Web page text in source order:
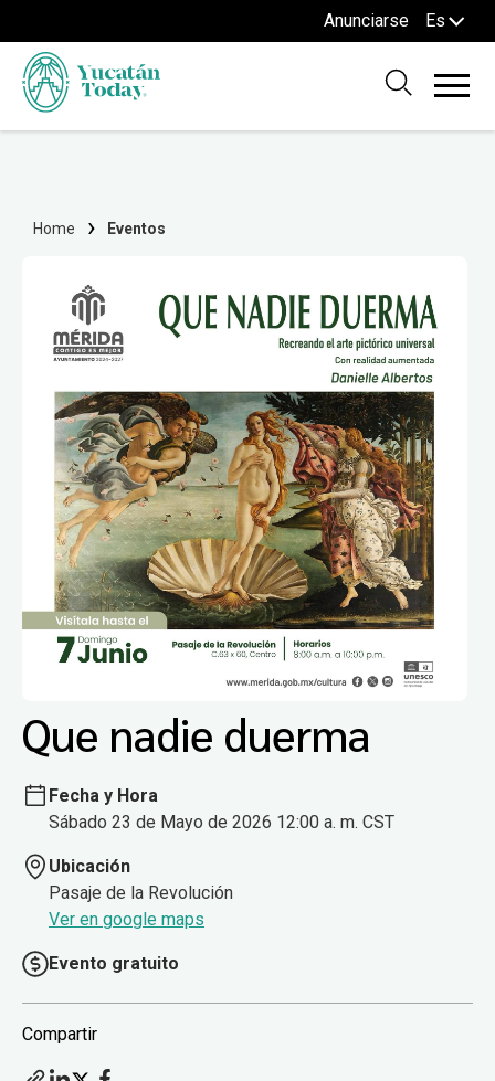
Anunciarse Es
Home Eventos
Que nadie duerma
Fecha y Hora
Sábado 23 de Mayo de 2026 12:00 a. m. CST
Ubicación
Pasaje de la Revolución
Ver en google maps
Evento gratuito
Compartir